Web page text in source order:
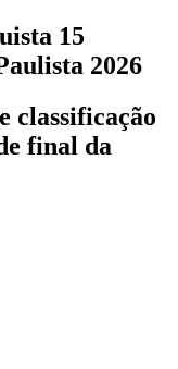
15
2026
classificação
final da